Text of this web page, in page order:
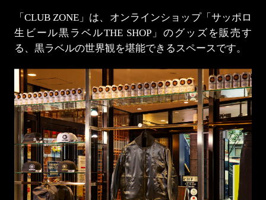
「CLUB ZONE」は、オンラインショップ「サッポロ
生ビール黒ラベルTHE SHOP」のグッズを販売す
る、黒ラベルの世界観を堪能できるスペースです。